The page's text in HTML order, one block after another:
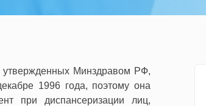
утвержденных Минздравом РФ,
1996 года, поэтому она
при диспансеризации лиц,